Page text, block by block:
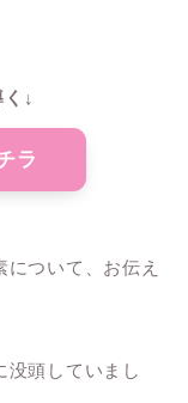
↓
ラ
ついて、お伝え
没頭していまし